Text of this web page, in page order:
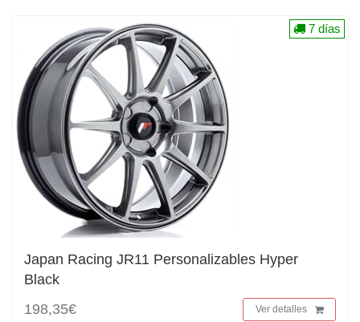
Japan Racing JR11 Personalizables Hyper
Black
198,35€
Ver detalles
7 días